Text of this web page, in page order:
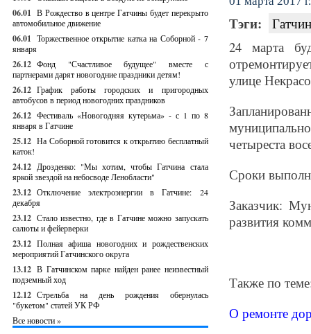
06.01 В Рождество в центре Гатчины будет перекрыто
автомобильное движение
06.01 Торжественное открытие катка на Соборной - 7
января
26.12 Фонд "Счастливое будущее" вместе с
партнерами дарят новогодние праздники детям!
26.12 График работы городских и пригородных
автобусов в период новогодних праздников
26.12 Фестиваль «Новогодняя кутерьма» - с 1 по 8
января в Гатчине
25.12 На Соборной готовится к открытию бесплатный
каток!
24.12 Дрозденко: "Мы хотим, чтобы Гатчина стала
яркой звездой на небосводе Ленобласти"
23.12 Отключение электроэнергии в Гатчине: 24
декабря
23.12 Стало известно, где в Гатчине можно запускать
салюты и фейерверки
23.12 Полная афиша новогодних и рождественских
мероприятий Гатчинского округа
13.12 В Гатчинском парке найден ранее неизвестный
подземный ход
12.12 Стрельба на день рождения обернулась
"букетом" статей УК РФ
Все новости »
Тэги:
24 марта
улице
четыреста
Сроки
Заказчик:
развития
Также по
О ремонте